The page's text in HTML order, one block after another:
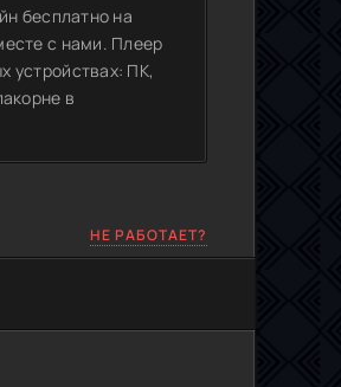
бесплатно на
с нами. Плеер
устройствах: ПК,
в
НЕ РАБОТАЕТ?